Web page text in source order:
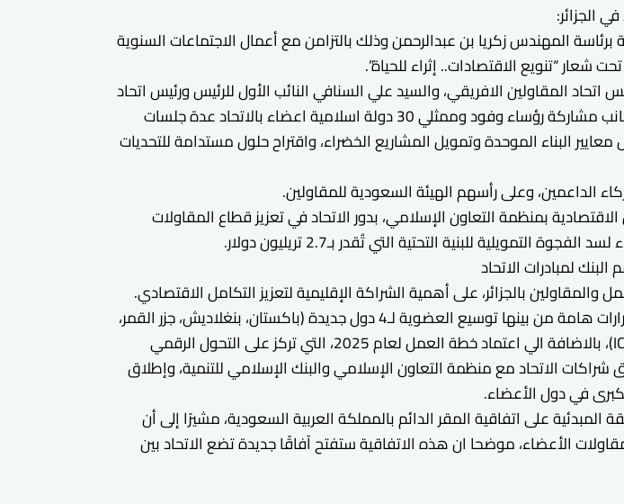
الجزائر:
المهندس زكريا بن عبدالرحمن وذلك بالتزامن مع أعمال الاجتماعات السنوية
المقاولين الافريقي، والسيد علي السنافي النائب الأول للرئيس ورئيس اتحاد
المقاولين العرب، والمهندس حمدي شحاتة امين عام اتحاد المقاولين العرب بجانب مشاركة رؤساء وفود وممثلي 30 دولة اسلامية اعضاء بالاتحاد عدة جلسات
البناء الموحدة وتمويل المشاريع الخضراء، واقتراح حلول مستدامة للتحديات
الداعمين، وعلى رأسهم الهيئة السعودية للمقاولين.
بمنظمة التعاون الإسلامي، بدور الاتحاد في تعزيز قطاع المقاولات
للبنية التحتية التي تُقدر بـ2.7 تريليون دولار.
لمبادرات الاتحاد
بالجزائر، على أهمية الشراكة الإقليمية لتعزيز التكامل الاقتصادي.
واكد الدكتور مالك دنقلا المدير التنفيذي للاتحاد ان الاجتماع شهد اصدار عدة قرارات هامة من بينها توسيع العضوية لـ4 دول جديدة (باكستان، بنغلاديش، جزر القمر،
أوغندا)، وتوقيع مذكرات تفاهم مع المؤسسة الإسلامية لتأمين الاستثمار (ICIEC)، بالاضافة الي اعتماد خطة العمل لعام 2025، التي تركز على التحول الرقمي
شراكات الاتحاد مع منظمة التعاون الإسلامي والبنك الإسلامي للتنمية، وإطلاق
في دول الأعضاء.
على اتفاقية المقر الدائم بالمملكة العربية السعودية، مشيرًا إلى أن
الأعضاء، موضحا ان هذه الاتفاقية ستفتح آفاقًا جديدة تضع الاتحاد بين